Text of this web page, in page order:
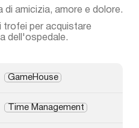
amicizia, amore e dolore.
trofei per acquistare
dell'ospedale.
GameHouse
Time Management